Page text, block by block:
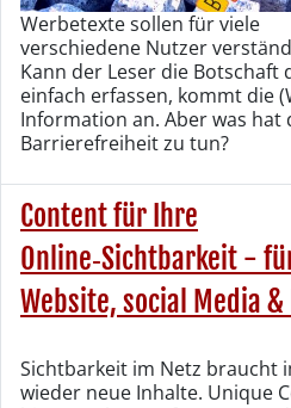
Werbetexte sollen für viele
verschiedene Nutzer
Kann der Leser die Botschaft
einfach erfassen, kommt die
Information an. Aber was hat
Barrierefreiheit zu tun?
Content für Ihre
Online‑Sichtbarkeit -
Website, social Media &
Sichtbarkeit im Netz braucht
wieder neue Inhalte. Unique